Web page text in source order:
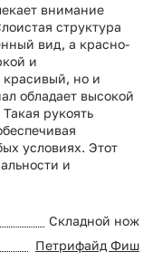
внимание
структура
вид, а красно-
и
красивый, но и
обладает высокой
рукоять
условиях. Этот
и
Складной нож
Петрифайд Фиш